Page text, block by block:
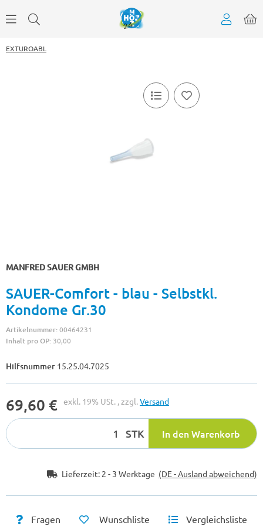
EXTUROABL
MANFRED SAUER GMBH
SAUER-Comfort - blau - Selbstkl.
Kondome Gr.30
Artikelnummer:00464231
Inhalt pro OP: 30,00
Hilfsnummer 15.25.04.7025
69,60 € exkl. 19% USt. , zzgl.Versand
STK In den Warenkorb
Lieferzeit: 2 - 3 Werktage (DE - Ausland abweichend)
Fragen Wunschliste Vergleichsliste